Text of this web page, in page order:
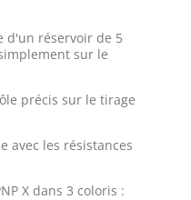
d'un réservoir de 5
sur le
précis sur le tirage
avec les résistances
X dans 3 coloris :